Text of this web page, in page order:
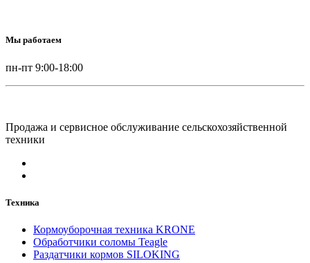
Мы работаем
пн-пт 9:00-18:00
Продажа и сервисное обслуживание сельскохозяйственной
техники
Техника
Кормоуборочная техника KRONE
Обработчики соломы Teagle
Раздатчики кормов SILOKING